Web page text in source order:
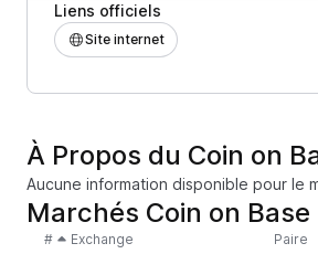
Liens officiels
Site internet
À Propos du Coin on
Aucune information disponible pour le
Marchés Coin on Base
# Exchange Paire